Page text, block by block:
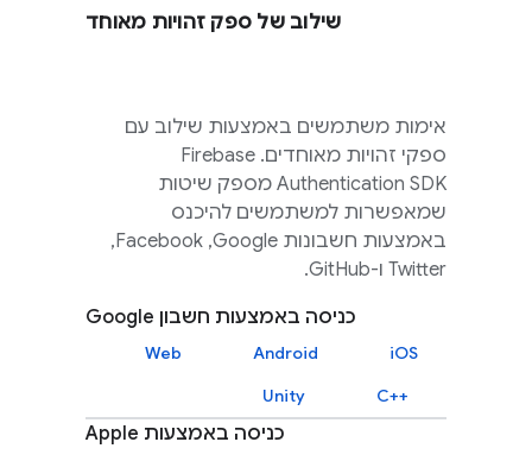
שילוב של ספק זהויות מאוחד
אימות משתמשים באמצעות שילוב עם
ספקי זהויות מאוחדים. ‫ Firebase
AuthenticationSDK מספק שיטות
שמאפשרות למשתמשים להיכנס
באמצעות חשבונות Google,‏ Facebook,‏
Twitter ו-GitHub.
כניסה באמצעות חשבון Google
iOS
Android
Web
C++‎
Unity
כניסה באמצעות Apple